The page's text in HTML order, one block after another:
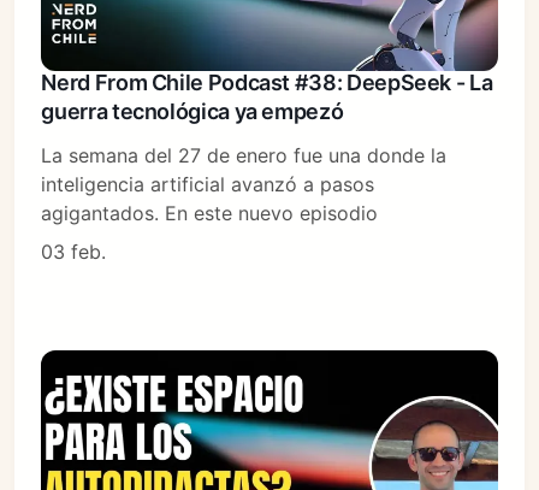
Nerd From Chile Podcast #38: DeepSeek - La
guerra tecnológica ya empezó
La semana del 27 de enero fue una donde la
inteligencia artificial avanzó a pasos
agigantados. En este nuevo episodio
03 feb.